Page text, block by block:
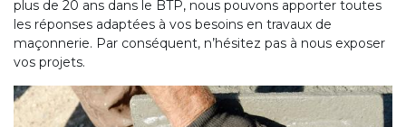
plus de 20 ans dans le BTP, nous pouvons apporter toutes
les réponses adaptées à vos besoins en travaux de
maçonnerie. Par conséquent, n’hésitez pas à nous exposer
vos projets.